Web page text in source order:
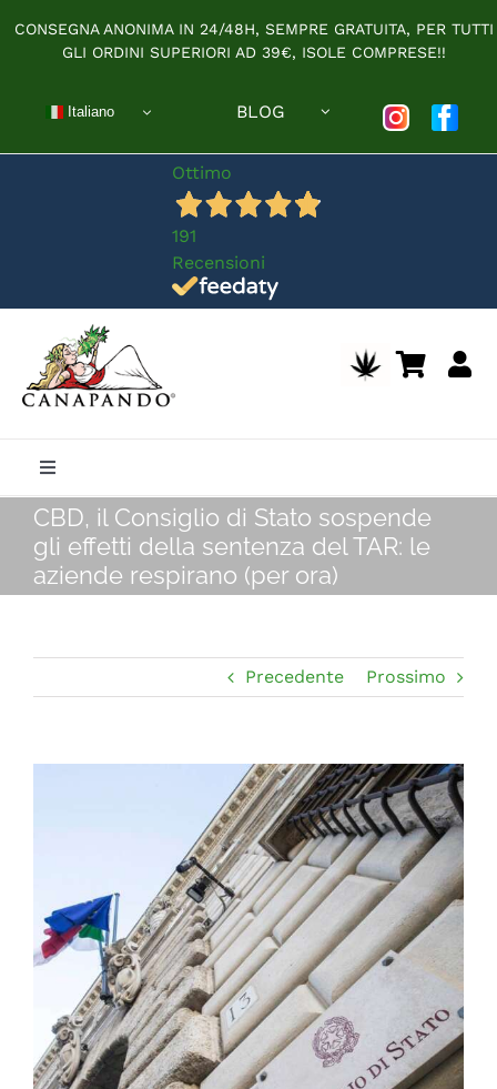
contenuto
CONSEGNA ANONIMA IN 24/48H, SEMPRE GRATUITA, PER TUTTI
GLI ORDINI SUPERIORI AD 39€, ISOLE COMPRESE!!
Italiano BLOG
Ottimo
191
Recensioni
Toggle
Navigation
CHI SIAMO
SHOP ONLINE
FIERE E COLLABORAZIONI
CONTATTI
FAQ
CBD, il Consiglio di Stato sospende
gli effetti della sentenza del TAR: le
aziende respirano (per ora)
Precedente Prossimo